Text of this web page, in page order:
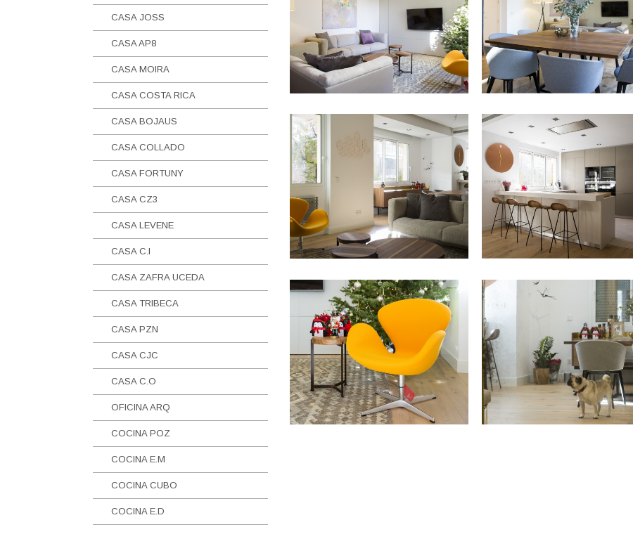
CASA JOSS
CASA AP8
CASA MOIRA
CASA COSTA RICA
CASA BOJAUS
CASA COLLADO
CASA FORTUNY
CASA CZ3
CASA LEVENE
CASA C.I
CASA ZAFRA UCEDA
CASA TRIBECA
CASA PZN
CASA CJC
CASA C.O
OFICINA ARQ
COCINA POZ
COCINA E.M
COCINA CUBO
COCINA E.D